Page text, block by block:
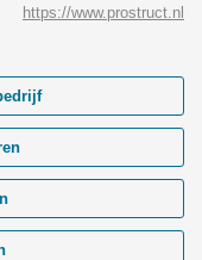
https://www.prostruct.nl